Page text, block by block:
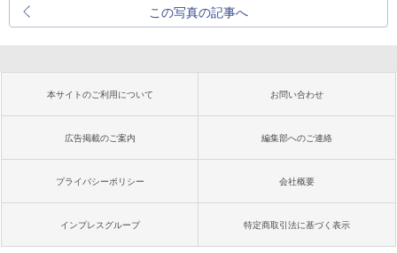
この写真の記事へ
本サイトのご利用について お問い合わせ
広告掲載のご案内 編集部へのご連絡
プライバシーポリシー 会社概要
インプレスグループ 特定商取引法に基づく表示